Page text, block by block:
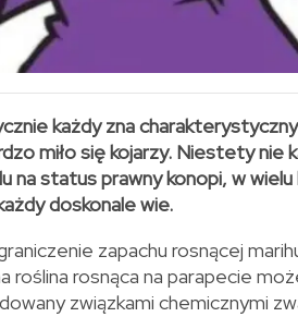
każdy zna
miło się kojarzy. Niestety nie
na status prawny konopi, w
doskonale wie.
zapachu rosnącej
roślina rosnąca na parapecie
związkami chemicznymi